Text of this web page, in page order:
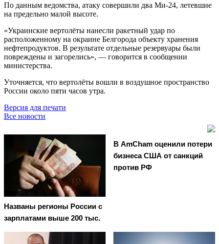
По данным ведомства, атаку совершили два Ми-24, летевшие
на предельно малой высоте.
«Украинские вертолёты нанесли ракетный удар по
расположенному на окраине Белгорода объекту хранения
нефтепродуктов. В результате отдельные резервуары были
повреждены и загорелись», — говорится в сообщении
министерства.
Уточняется, что вертолёты вошли в воздушное пространство
России около пяти часов утра.
Версия для печати
Все новости
Названы регионы России с
зарплатами выше 200 тыс.
В AmCham оценили потери
бизнеса США от санкций
против РФ